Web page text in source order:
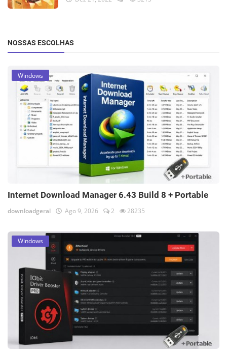
NOSSAS ESCOLHAS
Windows
Internet Download Manager 6.43 Build 8 + Portable
downloadgeral Ago 9, 2026 2 28235
Windows